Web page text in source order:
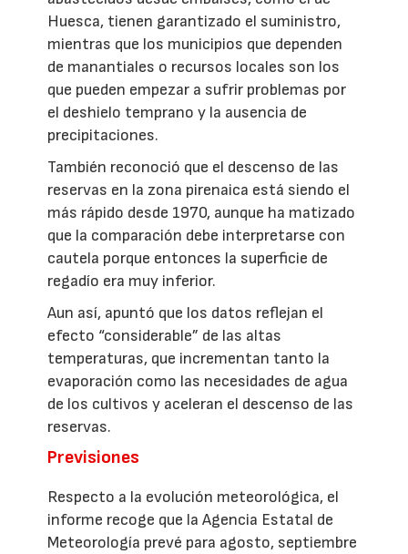
Huesca, tienen garantizado el suministro,
mientras que los municipios que dependen
de manantiales o recursos locales son los
que pueden empezar a sufrir problemas por
el deshielo temprano y la ausencia de
precipitaciones.
También reconoció que el descenso de las
reservas en la zona pirenaica está siendo el
más rápido desde 1970, aunque ha matizado
que la comparación debe interpretarse con
cautela porque entonces la superficie de
regadío era muy inferior.
Aun así, apuntó que los datos reflejan el
efecto “considerable” de las altas
temperaturas, que incrementan tanto la
evaporación como las necesidades de agua
de los cultivos y aceleran el descenso de las
reservas.
Previsiones
Respecto a la evolución meteorológica, el
informe recoge que la Agencia Estatal de
Meteorología prevé para agosto, septiembre